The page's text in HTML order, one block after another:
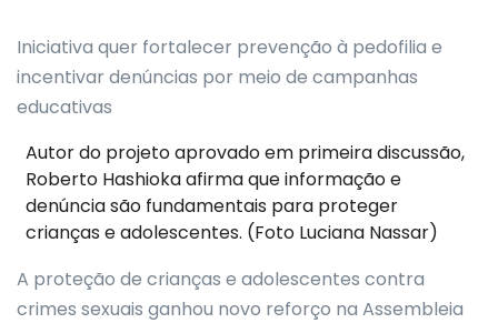
Iniciativa quer fortalecer prevenção à pedofilia e
incentivar denúncias por meio de campanhas
educativas
Autor do projeto aprovado em primeira discussão,
Roberto Hashioka afirma que informação e
denúncia são fundamentais para proteger
crianças e adolescentes. (Foto Luciana Nassar)
A proteção de crianças e adolescentes contra
crimes sexuais ganhou novo reforço na Assembleia